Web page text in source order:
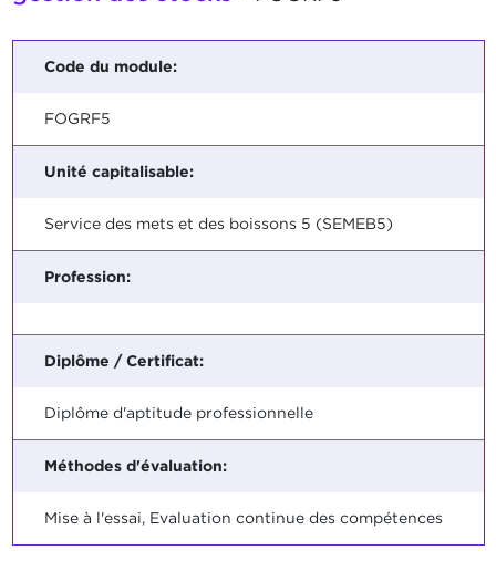
Code du module:
FOGRF5
Unité capitalisable:
Service des mets et des boissons 5 (SEMEB5)
Profession:
Diplôme / Certificat:
Diplôme d'aptitude professionnelle
Méthodes d'évaluation:
Mise à l'essai, Evaluation continue des compétences